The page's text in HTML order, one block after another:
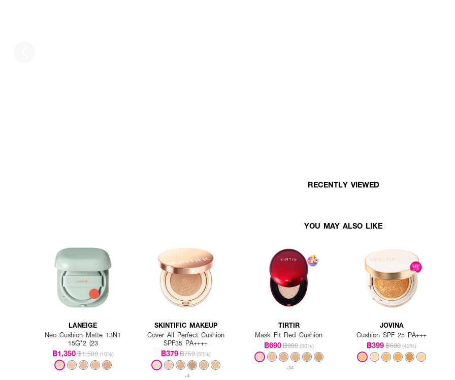
RECENTLY VIEWED
YOU MAY ALSO LIKE
LANEIGE
Neo Cushion Matte 13N1
15G*2 (23
฿1,350฿1,500 (10%)
SKINTIFIC MAKEUP
Cover All Perfect Cushion
SPF35 PA++++
฿379฿759 (50%)
+4
TIRTIR
Mask Fit Red Cushion
฿690฿990 (30%)
+34
JOVINA
Cushion SPF 25 PA+++
฿399฿690 (42%)